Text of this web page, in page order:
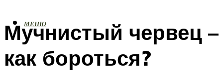
МЕНЮ
Мучнистый червец –
как бороться?